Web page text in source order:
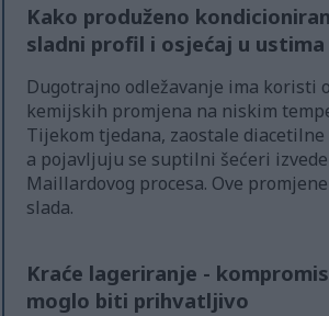
Kako produženo
sladni profil i osjećaj u ustima
Dugotrajno odležavanje ima koristi
kemijskih promjena na niskim
Tijekom tjedana, zaostale
a pojavljuju se suptilni šećeri
Maillardovog procesa. Ove
slada.
Kraće lageriranje -
moglo biti prihvatljivo